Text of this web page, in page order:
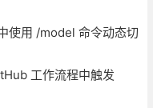
使用 /model 命令动态切
工作流程中触发